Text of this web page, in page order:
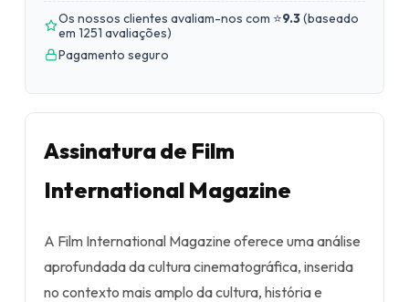
Os nossos clientes avaliam-nos com ⭐9.3(baseado
em 1251 avaliações)
Pagamento seguro
Assinatura de Film
International Magazine
A Film International Magazine oferece uma análise
aprofundada da cultura cinematográfica, inserida
no contexto mais amplo da cultura, história e